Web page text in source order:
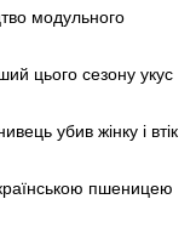
модульного
цього сезону укус
убив жінку і втік
пшеницею